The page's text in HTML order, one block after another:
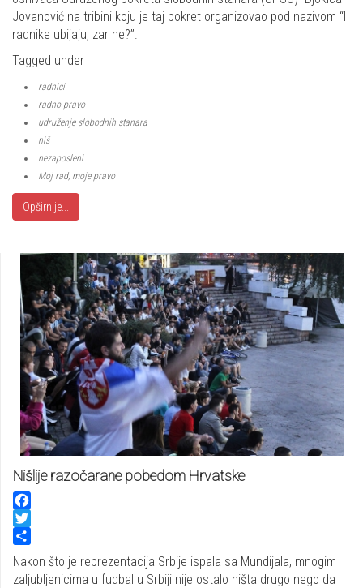
Jovanović na tribini koju je taj pokret organizovao pod nazivom “I
radnike ubijaju, zar ne?”.
Tagged under
radnici
radno pravo
udruženje slobodnih stanara
niš
nezaposleni
Moj rad, moje pravo
Opširnije...
Nišlije razočarane pobedom Hrvatske
Facebook
Twitter
Share
Nakon što je reprezentacija Srbije ispala sa Mundijala, mnogim
zaljubljenicima u fudbal u Srbiji nije ostalo ništa drugo nego da